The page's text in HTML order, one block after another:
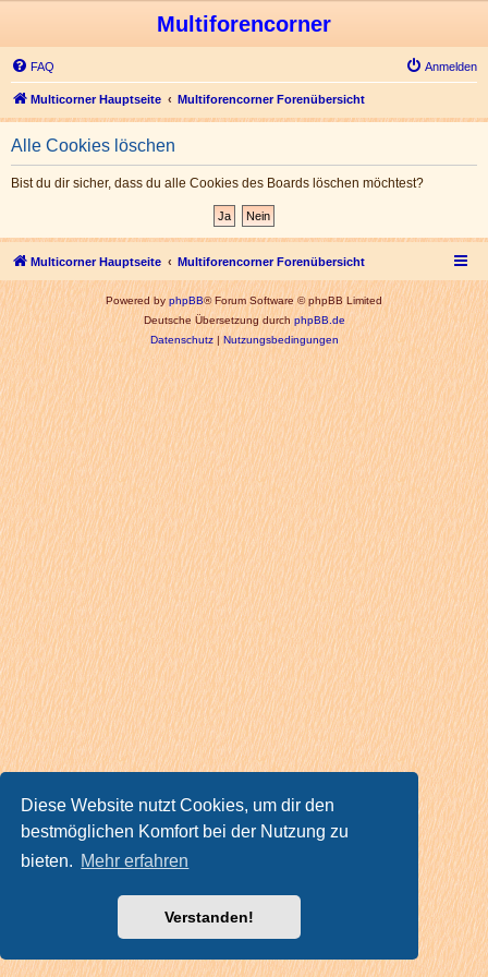
Diese Website nutzt Cookies, um dir den
bestmöglichen Komfort bei der Nutzung zu
bieten. Mehr erfahren
Verstanden!
Multiforencorner
FAQ Anmelden
Multicorner Hauptseite Multiforencorner Forenübersicht
Alle Cookies löschen
Bist du dir sicher, dass du alle Cookies des Boards löschen möchtest?
Multicorner Hauptseite Multiforencorner Forenübersicht
Powered byphpBB® Forum Software © phpBB Limited
Deutsche Übersetzung durchphpBB.de
Datenschutz|Nutzungsbedingungen